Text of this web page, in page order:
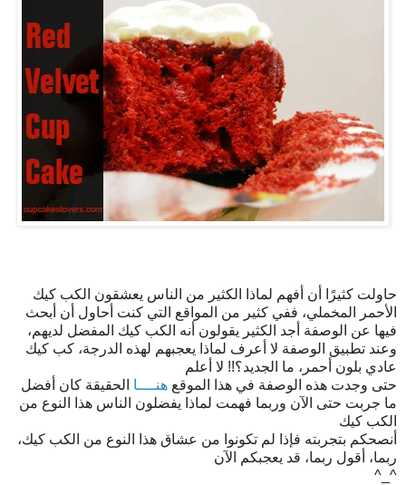
حاولت كثيرًا أن أفهم لماذا الكثير من الناس يعشقون الكب كيك
الأحمر المخملي، ففي كثير من المواقع التي كنت أحاول أن أبحث
فيها عن الوصفة أجد الكثير يقولون أنه الكب كيك المفضل لديهم،
وعند تطبيق الوصفة لا أعرف لماذا يعجبهم لهذه الدرجة، كب كيك
عادي بلون أحمر، ما الجديد؟!! لا أعلم
حتى وجدت هذه الوصفة في هذا الموقع هنــــا الحقيقة كان أفضل
ما جربت حتى الآن وربما فهمت لماذا يفضلون الناس هذا النوع من
الكب كيك
أنصحكم بتجربته فإذا لم تكونوا من عشاق هذا النوع من الكب كيك،
ربما، أقول ربما، قد يعجبكم الآن
^_^